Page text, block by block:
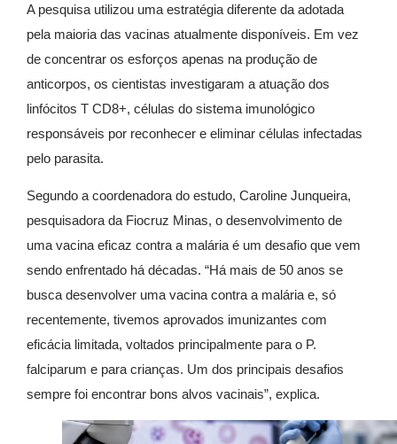
A pesquisa utilizou uma estratégia diferente da adotada
pela maioria das vacinas atualmente disponíveis. Em vez
de concentrar os esforços apenas na produção de
anticorpos, os cientistas investigaram a atuação dos
linfócitos T CD8+, células do sistema imunológico
responsáveis por reconhecer e eliminar células infectadas
pelo parasita.
Segundo a coordenadora do estudo, Caroline Junqueira,
pesquisadora da Fiocruz Minas, o desenvolvimento de
uma vacina eficaz contra a malária é um desafio que vem
sendo enfrentado há décadas. “Há mais de 50 anos se
busca desenvolver uma vacina contra a malária e, só
recentemente, tivemos aprovados imunizantes com
eficácia limitada, voltados principalmente para o P.
falciparum e para crianças. Um dos principais desafios
sempre foi encontrar bons alvos vacinais”, explica.